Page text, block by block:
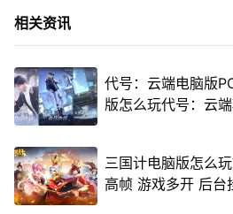
相关资讯
代号：云端电脑版
版怎么玩代号：云
三国计电脑版怎么
高帧 游戏多开 后台